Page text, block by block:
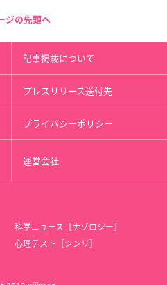
ジの先頭へ
記事掲載について
プレスリリース送付先
プライバシーポリシー
運営会社
科学ニュース［ナゾロジー］
心理テスト［シンリ］